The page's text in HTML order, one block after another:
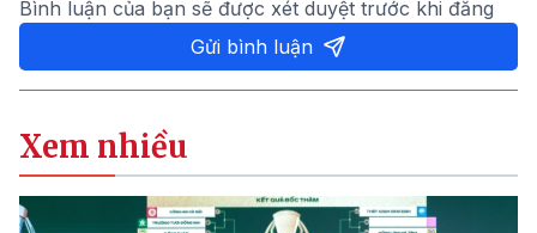
Bình luận của bạn sẽ được xét duyệt trước khi đăng
Gửi bình luận
Xem nhiều